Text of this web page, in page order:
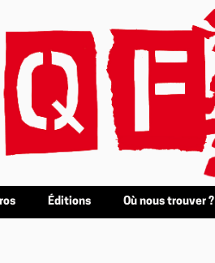
Éditions Où nous trouver ?